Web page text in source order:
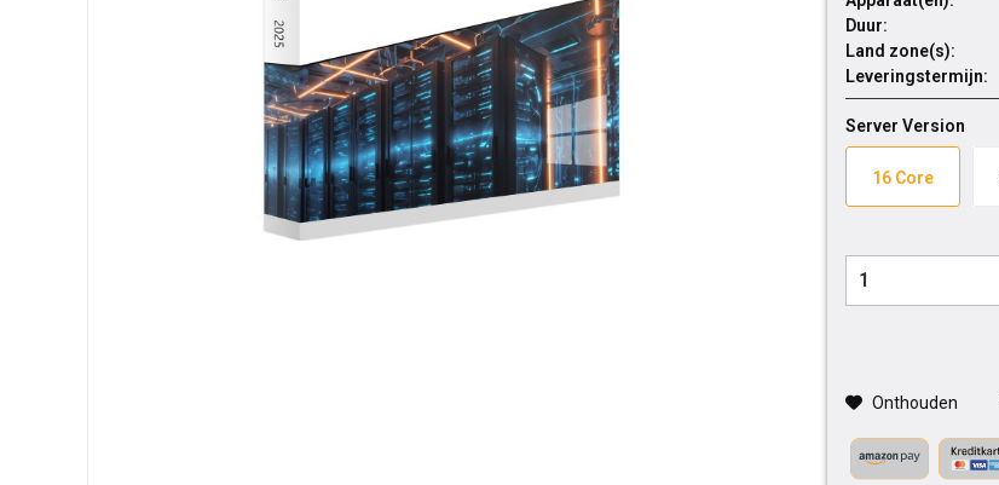
Duur:
Land zone(s):
Leveringstermijn:
Server Version
16 Core
Onthouden